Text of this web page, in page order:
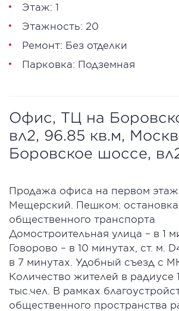
Этаж: 1
Этажность: 20
Ремонт: Без отделки
Парковка: Подземная
Офис, ТЦ на
вл2, 96.85 кв.м,
Боровское шоссе,
Продажа офиса на первом
Мещерский. Пешком: остановка
общественного транспорта
Домостроительная улица – в 1
Говорово – в 10 минутах, ст. м.
в 7 минутах. Удобный съезд с
Количество жителей в радиусе
тыс.чел. В рамках
общественного пространства